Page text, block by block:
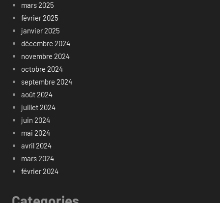
mars 2025
février 2025
janvier 2025
décembre 2024
novembre 2024
octobre 2024
septembre 2024
août 2024
juillet 2024
juin 2024
mai 2024
avril 2024
mars 2024
février 2024